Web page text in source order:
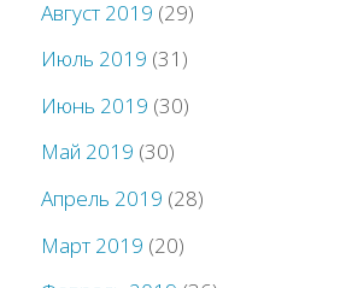
Август 2019 (29)
Июль 2019 (31)
Июнь 2019 (30)
Май 2019 (30)
Апрель 2019 (28)
Март 2019 (20)